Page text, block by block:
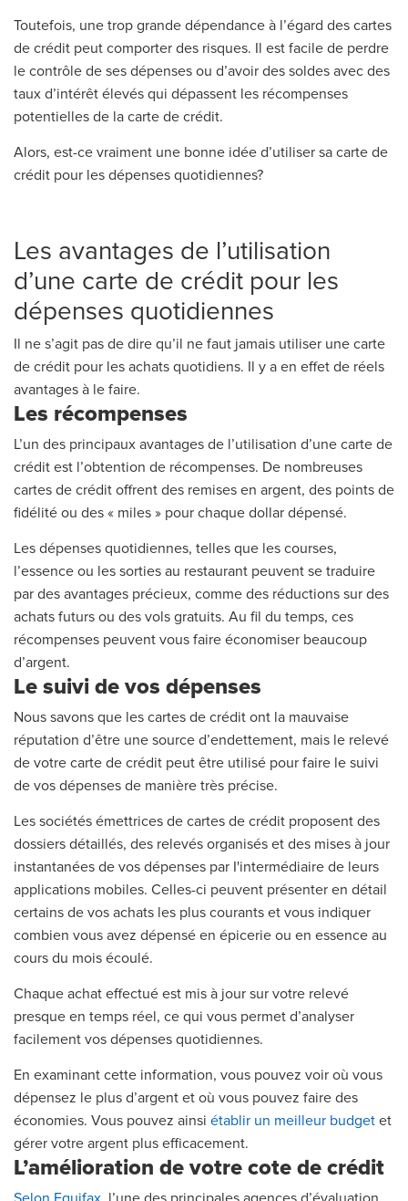
Toutefois, une trop grande dépendance à l’égard des cartes
de crédit peut comporter des risques. Il est facile de perdre
le contrôle de ses dépenses ou d’avoir des soldes avec des
taux d’intérêt élevés qui dépassent les récompenses
potentielles de la carte de crédit.
Alors, est-ce vraiment une bonne idée d’utiliser sa carte de
crédit pour les dépenses quotidiennes?
Les avantages de l’utilisation
d’une carte de crédit pour les
dépenses quotidiennes
Il ne s’agit pas de dire qu’il ne faut jamais utiliser une carte
de crédit pour les achats quotidiens. Il y a en effet de réels
avantages à le faire.
Les récompenses
L’un des principaux avantages de l’utilisation d’une carte de
crédit est l’obtention de récompenses. De nombreuses
cartes de crédit offrent des remises en argent, des points de
fidélité ou des « miles » pour chaque dollar dépensé.
Les dépenses quotidiennes, telles que les courses,
l’essence ou les sorties au restaurant peuvent se traduire
par des avantages précieux, comme des réductions sur des
achats futurs ou des vols gratuits. Au fil du temps, ces
récompenses peuvent vous faire économiser beaucoup
d’argent.
Le suivi de vos dépenses
Nous savons que les cartes de crédit ont la mauvaise
réputation d’être une source d’endettement, mais le relevé
de votre carte de crédit peut être utilisé pour faire le suivi
de vos dépenses de manière très précise.
Les sociétés émettrices de cartes de crédit proposent des
dossiers détaillés, des relevés organisés et des mises à jour
instantanées de vos dépenses par I'intermédiaire de leurs
applications mobiles. Celles-ci peuvent présenter en détail
certains de vos achats les plus courants et vous indiquer
combien vous avez dépensé en épicerie ou en essence au
cours du mois écoulé.
Chaque achat effectué est mis à jour sur votre relevé
presque en temps réel, ce qui vous permet d’analyser
facilement vos dépenses quotidiennes.
En examinant cette information, vous pouvez voir où vous
dépensez le plus d’argent et où vous pouvez faire des
économies. Vous pouvez ainsi établir un meilleur budget et
gérer votre argent plus efficacement.
L’amélioration de votre cote de crédit